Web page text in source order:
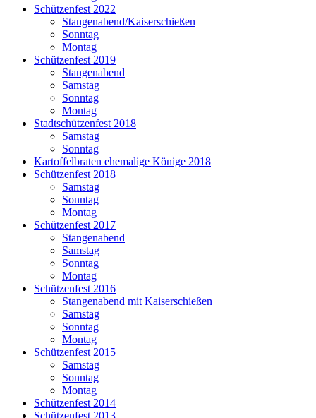
Schützenfest 2022
Stangenabend/Kaiserschießen
Sonntag
Montag
Schützenfest 2019
Stangenabend
Samstag
Sonntag
Montag
Stadtschützenfest 2018
Samstag
Sonntag
Kartoffelbraten ehemalige Könige 2018
Schützenfest 2018
Samstag
Sonntag
Montag
Schützenfest 2017
Stangenabend
Samstag
Sonntag
Montag
Schützenfest 2016
Stangenabend mit Kaiserschießen
Samstag
Sonntag
Montag
Schützenfest 2015
Samstag
Sonntag
Montag
Schützenfest 2014
Schützenfest 2013